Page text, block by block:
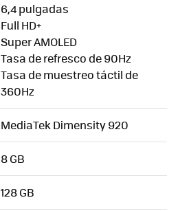
6,4 pulgadas
Full HD+
Super AMOLED
Tasa de refresco de 90Hz
Tasa de muestreo táctil de
360Hz
MediaTek Dimensity 920
8 GB
128 GB